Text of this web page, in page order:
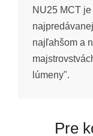
NU25 MCT
najľahšom a
lúmeny".
Pre